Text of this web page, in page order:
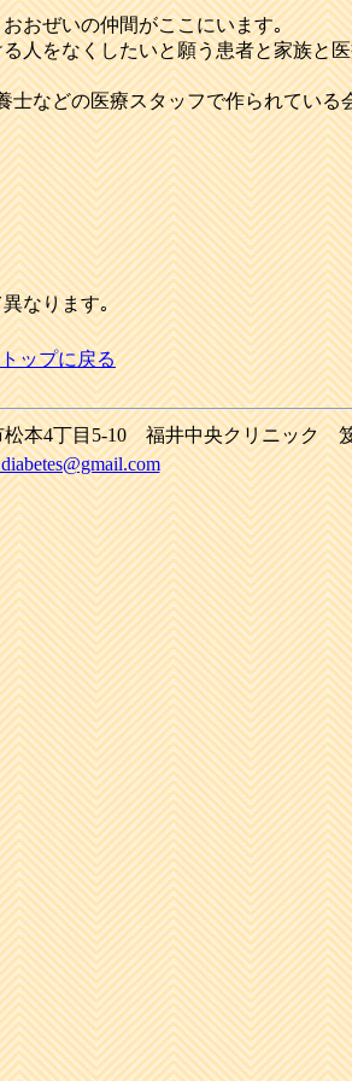
おぜいの仲間がここにいます｡
人をなくしたいと願う患者と家族と
などの医療スタッフで作られている
なります｡
トップに戻る
松本4丁目5-10 福井中央クリニック